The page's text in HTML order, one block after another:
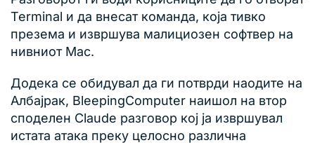
Terminal и да внесат команда, која тивко
презема и извршува малициозен софтвер на
нивниот Mac.
Додека се обидувал да ги потврди наодите на
Албајрак, BleepingComputer наишол на втор
споделен Claude разговор кој ја извршувал
истата атака преку целосно различна